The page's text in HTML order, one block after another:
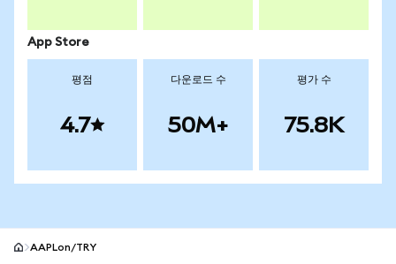
App Store
평점
4.7
다운로드 수
50M+
평가 수
75.8K
AAPLon/TRY